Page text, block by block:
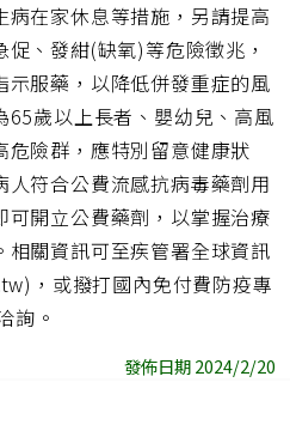
在家休息等措施，另請提高
、發紺(缺氧)等危險徵兆，
服藥，以降低併發重症的風
65歲以上長者、嬰幼兒、高風
險群，應特別留意健康狀
符合公費流感抗病毒藥劑用
開立公費藥劑，以掌握治療
關資訊可至疾管署全球資訊
，或撥打國內免付費防疫專
詢。
發佈日期 2024/2/20